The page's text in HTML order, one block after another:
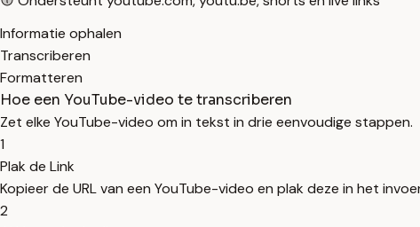
Informatie ophalen
Transcriberen
Formatteren
Hoe een YouTube-video te transcriberen
Zet elke YouTube-video om in tekst in drie eenvoudige stappen.
1
Plak de Link
Kopieer de URL van een YouTube-video en plak deze in het
2